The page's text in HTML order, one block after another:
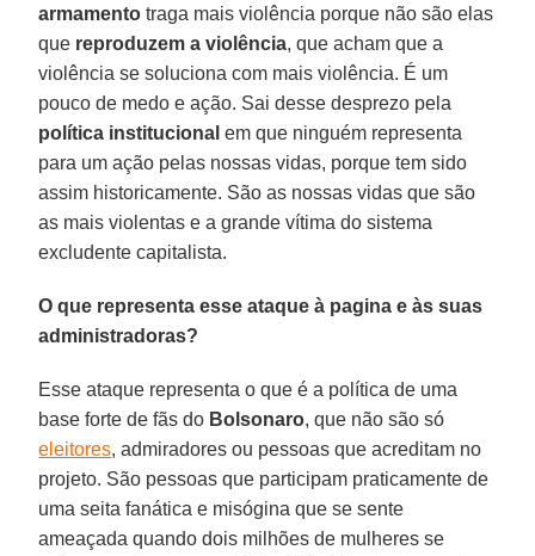
armamento traga mais violência porque não são elas
que reproduzem a violência, que acham que a
violência se soluciona com mais violência. É um
pouco de medo e ação. Sai desse desprezo pela
política institucional em que ninguém representa
para um ação pelas nossas vidas, porque tem sido
assim historicamente. São as nossas vidas que são
as mais violentas e a grande vítima do sistema
excludente capitalista.
O que representa esse ataque à pagina e às suas
administradoras?
Esse ataque representa o que é a política de uma
base forte de fãs do Bolsonaro, que não são só
eleitores, admiradores ou pessoas que acreditam no
projeto. São pessoas que participam praticamente de
uma seita fanática e misógina que se sente
ameaçada quando dois milhões de mulheres se